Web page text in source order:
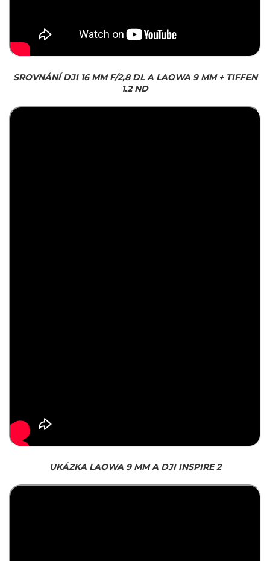
SROVNÁNÍ DJI 16 MM F/2,8 DL A LAOWA 9 MM + TIFFEN
1.2 ND
UKÁZKA LAOWA 9 MM A DJI INSPIRE 2